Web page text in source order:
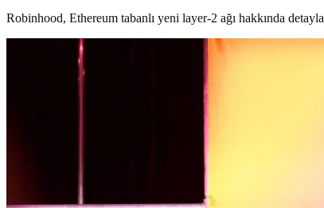
Robinhood, Ethereum tabanlı yeni layer-2 ağı hakkında